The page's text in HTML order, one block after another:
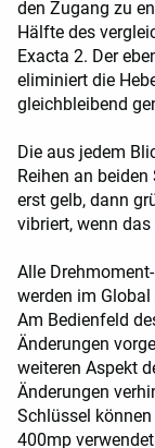
den Zugang zu
Hälfte des
Exacta 2. Der
eliminiert die
gleichbleibend
Die aus jedem
Reihen an
erst gelb, dann
vibriert, wenn
Alle
werden im
Am Bedienfeld
Änderungen
weiteren Aspekt
Änderungen
Schlüssel
400mp